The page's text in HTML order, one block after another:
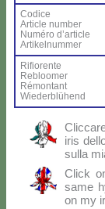
Co­di­ce
Ar­ti­cle num­ber
Nu­mé­ro d’ar­ti­cle
Ar­ti­kel­num­mer
Ri­fio­ren­te
Re­bloo­mer
Ré­mon­tant
Wie­der­blü­hend
iris
sul­la
Click
sa­me
on my